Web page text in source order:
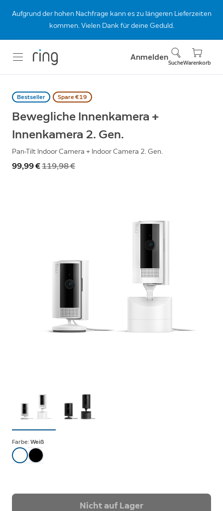
Aufgrund der hohen Nachfrage kann es zu längeren Lieferzeiten
kommen. Vielen Dank für deine Geduld.
Anmelden
SucheWarenkorb
Bestseller Spare €19
Bewegliche Innenkamera +
Innenkamera 2. Gen.
Pan-Tilt Indoor Camera + Indoor Camera 2. Gen.
Jetzt
99,99 €War
119,98 €
Farbe: Weiß
Nicht auf Lager